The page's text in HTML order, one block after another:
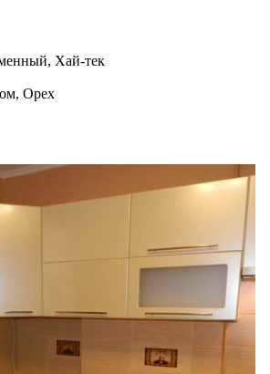
Хай-тек
Орех